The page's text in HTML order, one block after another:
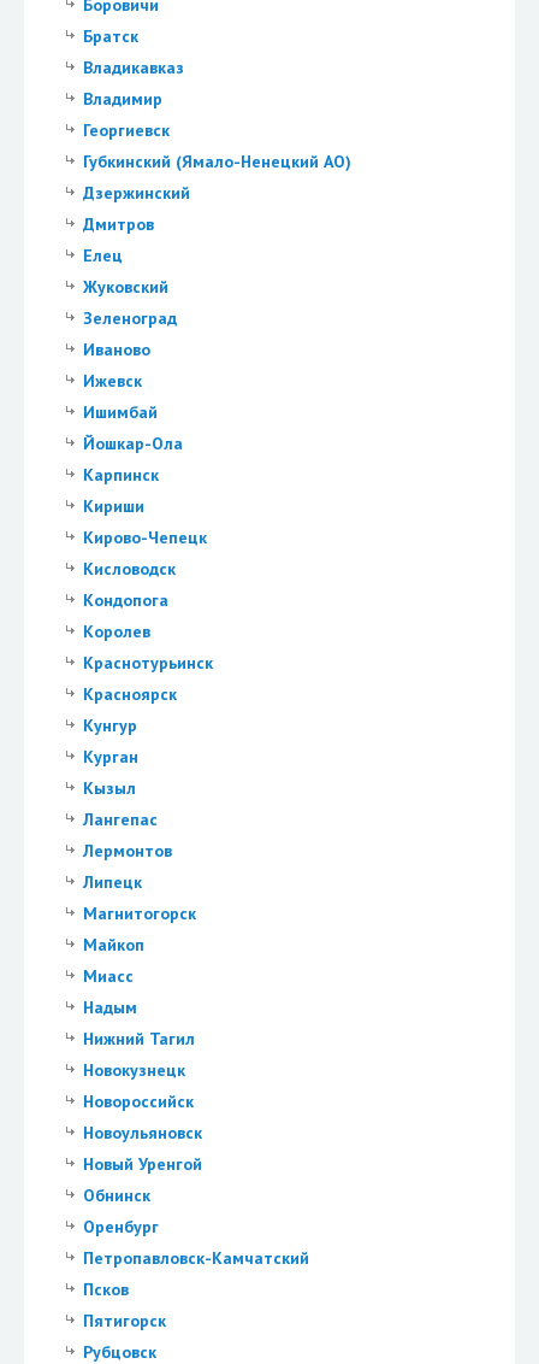
Боровичи
Братск
Владикавказ
Владимир
Георгиевск
Губкинский (Ямало-Ненецкий АО)
Дзержинский
Дмитров
Елец
Жуковский
Зеленоград
Иваново
Ижевск
Ишимбай
Йошкар-Ола
Карпинск
Кириши
Кирово-Чепецк
Кисловодск
Кондопога
Королев
Краснотурьинск
Красноярск
Кунгур
Курган
Кызыл
Лангепас
Лермонтов
Липецк
Магнитогорск
Майкоп
Миасс
Надым
Нижний Тагил
Новокузнецк
Новороссийск
Новоульяновск
Новый Уренгой
Обнинск
Оренбург
Петропавловск-Камчатский
Псков
Пятигорск
Рубцовск